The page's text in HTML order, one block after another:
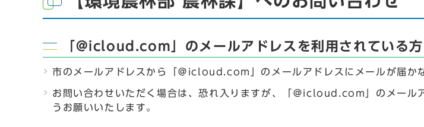
「@icloud.com」のメールアドレスを利用されている
市のメールアドレスから「＠icloud.com」のメールアドレスにメールが届か
お問い合わせいただく場合は、恐れ入りますが、「＠icloud.com」のメール
うお願いいたします。